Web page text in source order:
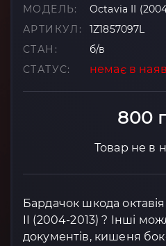
МОДЕЛЬ:
Octavia II
АРТИКУЛ:
1Z1857097L
СТАН:
б/в
СТАТУС:
немає в
800
Товар не в
Бардачок шкода
II (2004-2013) ? Інші
документів, кишеня